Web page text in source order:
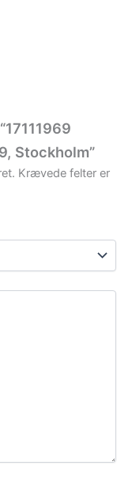
Stockholm”
Krævede felter er